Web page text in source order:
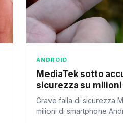
ANDROID
MediaTek sotto
sicurezza su
Grave falla di sicurezza
milioni di smartphone